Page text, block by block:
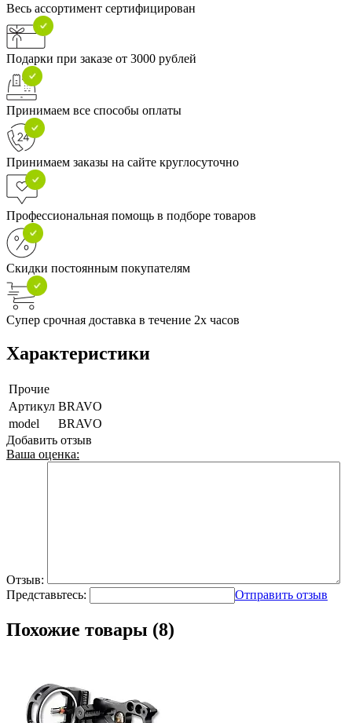
Весь ассортимент сертифицирован
Подарки при заказе от 3000 рублей
Принимаем все способы оплаты
Принимаем заказы на сайте круглосуточно
Профессиональная помощь в подборе товаров
Скидки постоянным покупателям
Супер срочная доставка в течение 2х часов
Характеристики
Прочие
Артикул BRAVO
model
BRAVO
Добавить отзыв
Ваша оценка:
Отзыв:
Представьтесь:
Отправить отзыв
Похожие товары (8)